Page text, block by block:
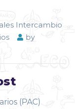
Intercambio
by
(PAC)